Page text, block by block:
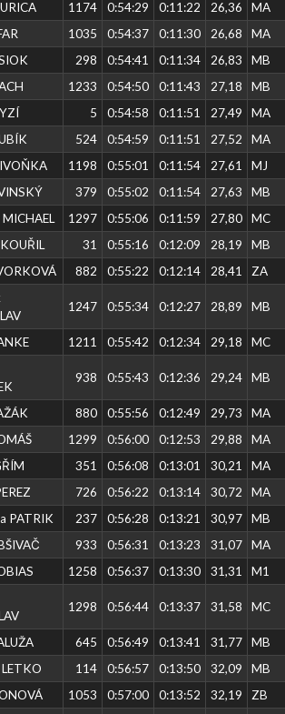
1174 0:54:29 0:11:22 26,36
MA
1035 0:54:37 0:11:30 26,68
MA
298 0:54:41 0:11:34 26,83
MB
1233 0:54:50 0:11:43 27,18
MB
5 0:54:58 0:11:51 27,49
MA
524 0:54:59 0:11:51 27,52
MA
1198 0:55:01 0:11:54 27,61
MJ
379 0:55:02 0:11:54 27,63
MB
1297 0:55:06 0:11:59 27,80
MC
31 0:55:16 0:12:09 28,19
MB
882 0:55:22 0:12:14 28,41 ZA
1247 0:55:34 0:12:27 28,89 MB
1211 0:55:42 0:12:34 29,18 MC
938 0:55:43 0:12:36 29,24 MB
880 0:55:56 0:12:49 29,73
MA
1299 0:56:00 0:12:53 29,88
MA
351 0:56:08 0:13:01 30,21
MA
726 0:56:22 0:13:14 30,72
MA
PATRIK 237 0:56:28 0:13:21 30,97
MB
933 0:56:31 0:13:23 31,07
MA
1258 0:56:37 0:13:30 31,31 M1
1298 0:56:44 0:13:37 31,58 MC
645 0:56:49 0:13:41 31,77
MB
114 0:56:57 0:13:50 32,09
MB
1053 0:57:00 0:13:52 32,19
ZB